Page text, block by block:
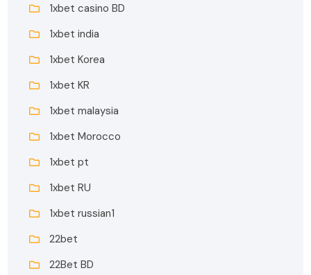
1xbet casino BD
1xbet india
1xbet Korea
1xbet KR
1xbet malaysia
1xbet Morocco
1xbet pt
1xbet RU
1xbet russian1
22bet
22Bet BD